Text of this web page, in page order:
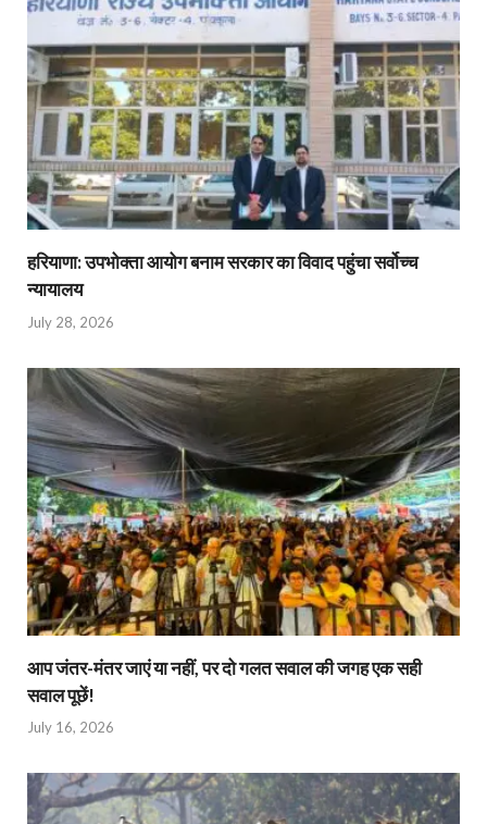
हरियाणा: उपभोक्ता आयोग बनाम सरकार का विवाद पहुंचा सर्वोच्च
न्यायालय
July 28, 2026
आप जंतर-मंतर जाएं या नहीं, पर दो गलत सवाल की जगह एक सही
सवाल पूछें!
July 16, 2026